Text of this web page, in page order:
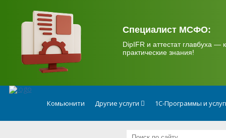
Специалист МСФО:
DipIFR и аттестат главбуха —
практические знания!
Комьюнити Другие услуги 1С-Программы и